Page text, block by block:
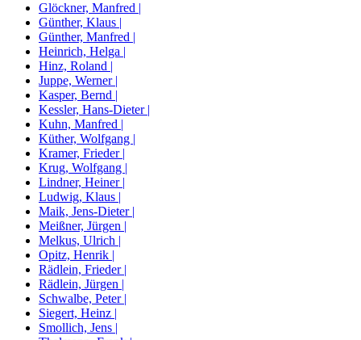
Glöckner, Manfred |
Günther, Klaus |
Günther, Manfred |
Heinrich, Helga |
Hinz, Roland |
Juppe, Werner |
Kasper, Bernd |
Kessler, Hans-Dieter |
Kuhn, Manfred |
Küther, Wolfgang |
Kramer, Frieder |
Krug, Wolfgang |
Lindner, Heiner |
Ludwig, Klaus |
Maik, Jens-Dieter |
Meißner, Jürgen |
Melkus, Ulrich |
Opitz, Henrik |
Rädlein, Frieder |
Rädlein, Jürgen |
Schwalbe, Peter |
Siegert, Heinz |
Smollich, Jens |